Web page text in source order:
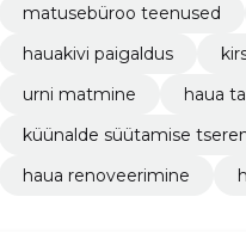
matusebüroo teenused
hauakivi paigaldus
urni matmine
haua
küünalde süütamise
haua renoveerimine